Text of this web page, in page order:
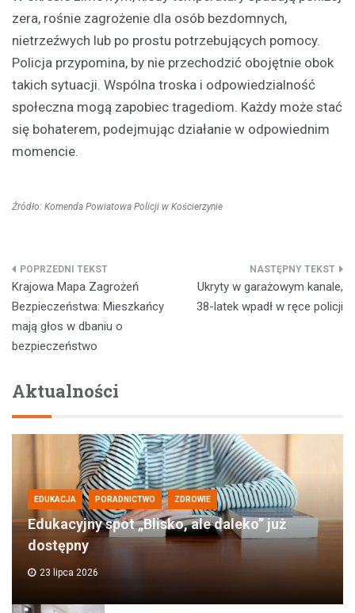
zera, rośnie zagrożenie dla osób bezdomnych,
nietrzeźwych lub po prostu potrzebujących pomocy.
Policja przypomina, by nie przechodzić obojętnie obok
takich sytuacji. Wspólna troska i odpowiedzialność
społeczna mogą zapobiec tragediom. Każdy może stać
się bohaterem, podejmując działanie w odpowiednim
momencie.
Źródło: Komenda Powiatowa Policji w Kościerzynie
Nawigacja
wpisu
Krajowa Mapa Zagrożeń
Bezpieczeństwa: Mieszkańcy
mają głos w dbaniu o
bezpieczeństwo
Ukryty w garażowym kanale,
38-latek wpadł w ręce policji
Aktualności
EDUKACJA PORADNICTWO ZDROWIE
Edukacyjny spot „Blisko, ale daleko” już
dostępny
23 lipca 2026